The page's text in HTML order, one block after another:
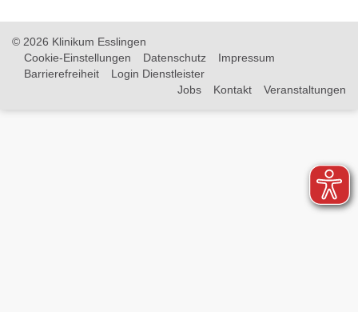
© 2026 Klinikum Esslingen
Cookie-Einstellungen
Datenschutz
Impressum
Barrierefreiheit
Login Dienstleister
Jobs
Kontakt Veranstaltungen